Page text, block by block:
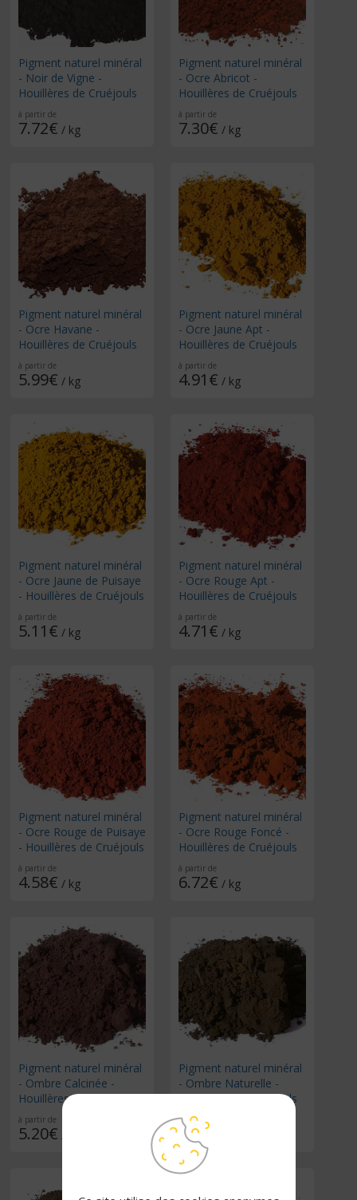
Pigment naturel minéral
- Noir de Vigne -
Houillères de Cruéjouls
à partir de
7.72€ / kg
Pigment naturel minéral
- Ocre Abricot -
Houillères de Cruéjouls
à partir de
7.30€ / kg
Pigment naturel minéral
- Ocre Havane -
Houillères de Cruéjouls
à partir de
5.99€ / kg
Pigment naturel minéral
- Ocre Jaune Apt -
Houillères de Cruéjouls
à partir de
4.91€ / kg
Pigment naturel minéral
- Ocre Jaune de Puisaye
- Houillères de Cruéjouls
à partir de
5.11€ / kg
Pigment naturel minéral
- Ocre Rouge Apt -
Houillères de Cruéjouls
à partir de
4.71€ / kg
Pigment naturel minéral
- Ocre Rouge de Puisaye
- Houillères de Cruéjouls
à partir de
4.58€ / kg
Pigment naturel minéral
- Ocre Rouge Foncé -
Houillères de Cruéjouls
à partir de
6.72€ / kg
Pigment naturel minéral
- Ombre Calcinée -
Houillères de Cruéjouls
à partir de
5.20€
Pigment naturel minéral
- Ombre Naturelle -
Houillères de Cruéjouls
à partir de
4.96€